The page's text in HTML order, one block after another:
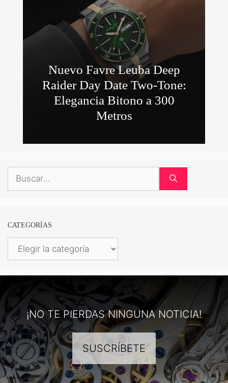
Nuevo Favre Leuba Deep
Raider Day Date Two-Tone:
Elegancia Bitono a 300
Metros
Buscar:
CATEGORÍAS
Categorías
¡NO TE PIERDAS NINGUNA NOTICIA!
SUSCRÍBETE